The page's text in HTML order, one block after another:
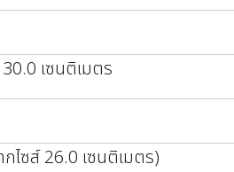
เซนติเมตร
ไซส์ 26.0 เซนติเมตร)